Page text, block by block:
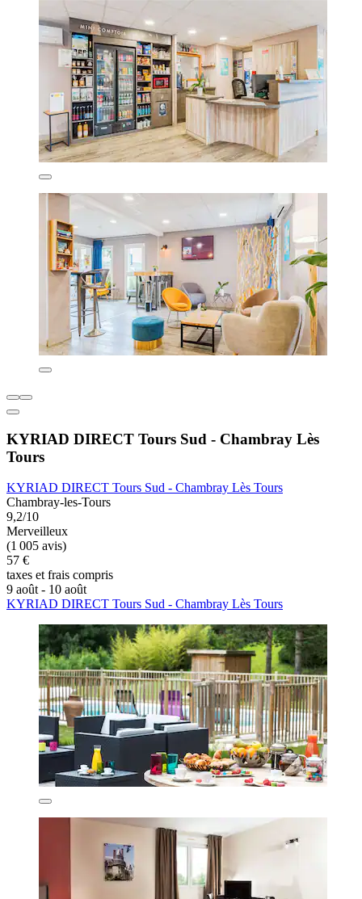
KYRIAD DIRECT Tours Sud - Chambray Lès
Tours
KYRIAD DIRECT Tours Sud - Chambray Lès Tours
Chambray-les-Tours
9,2/10
Merveilleux
(1 005 avis)
57 €
taxes et frais compris
9 août - 10 août
KYRIAD DIRECT Tours Sud - Chambray Lès Tours